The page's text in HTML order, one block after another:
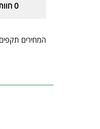
0
המחירים